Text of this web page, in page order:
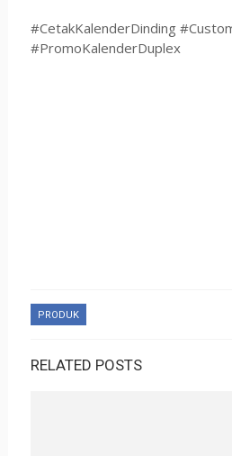
#CetakKalenderDinding
#PromoKalenderDuplex
PRODUK
RELATED POSTS